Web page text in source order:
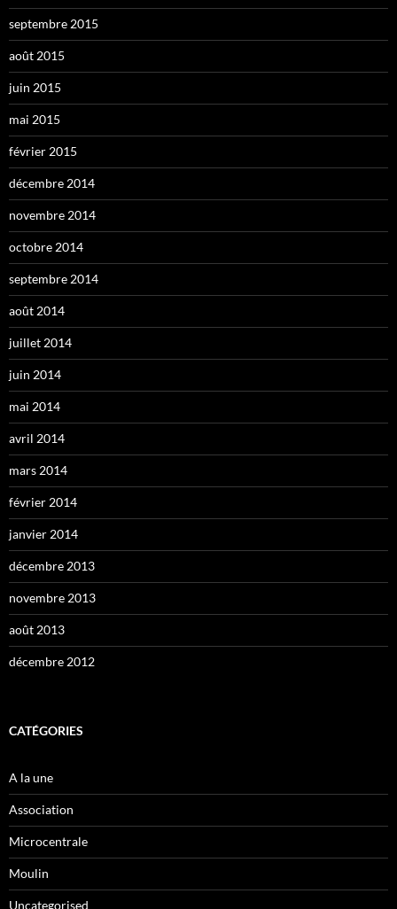
septembre 2015
août 2015
juin 2015
mai 2015
février 2015
décembre 2014
novembre 2014
octobre 2014
septembre 2014
août 2014
juillet 2014
juin 2014
mai 2014
avril 2014
mars 2014
février 2014
janvier 2014
décembre 2013
novembre 2013
août 2013
décembre 2012
CATÉGORIES
A la une
Association
Microcentrale
Moulin
Uncategorised